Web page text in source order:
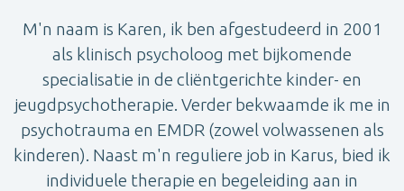
M'n naam is Karen, ik ben afgestudeerd in 2001
als klinisch psycholoog met bijkomende
specialisatie in de cliëntgerichte kinder- en
jeugdpsychotherapie. Verder bekwaamde ik me in
psychotrauma en EMDR (zowel volwassenen als
kinderen). Naast m'n reguliere job in Karus, bied ik
individuele therapie en begeleiding aan in